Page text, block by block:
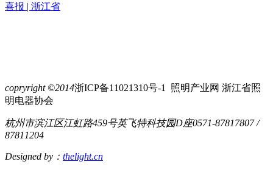
喜报 | 浙江省
copryright ©2014浙ICP备11021310号-1 照明产业网 浙江省照
明电器协会
杭州市滨江区江虹路459号英飞特科技园D座0571-87817807 /
87811204
Designed by： thelight.cn